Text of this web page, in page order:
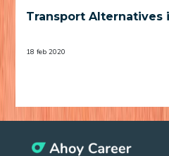
Transport Alternatives
18 feb 2020